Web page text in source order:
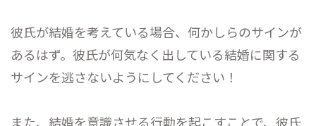
彼氏が結婚を考えている場合、何かしらのサインが
あるはず。彼氏が何気なく出している結婚に関する
サインを逃さないようにしてください！
また、結婚を意識させる行動を起こすことで、彼氏